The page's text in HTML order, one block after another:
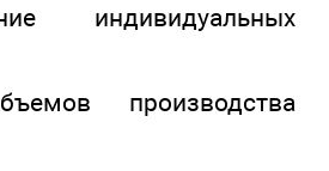
индивидуальных
производства